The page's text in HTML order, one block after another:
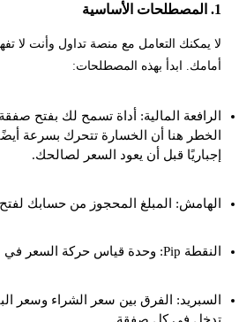
1. المصطلحات الأساسية
لا يمكنك التعامل مع منصة تداول وأنت لا
أمامك. ابدأ بهذه المصطلحات:
الرافعة المالية: أداة تسمح لك بفتح
الخطر هنا أن الخسارة تتحرك بسرعة
إجباريًا قبل أن يعود السعر لصالحك.
الهامش: المبلغ المحجوز من حسابك
النقطة Pip: وحدة قياس حركة السعر في سوق الفوركس.
السبريد: الفرق بين سعر الشراء وسعر